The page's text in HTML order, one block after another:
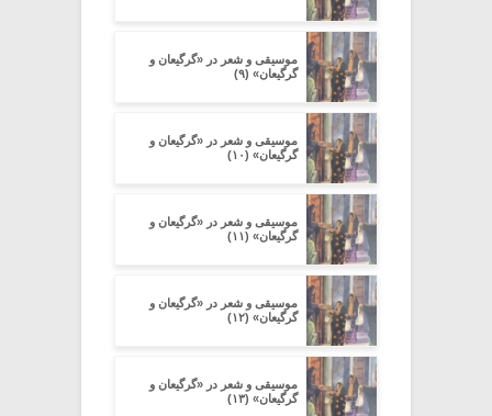
موسیقی و شعر در «گرگیعان و
گرگیعان» (۹)
موسیقی و شعر در «گرگیعان و
گرگیعان» (۱۰)
موسیقی و شعر در «گرگیعان و
گرگیعان» (۱۱)
موسیقی و شعر در «گرگیعان و
گرگیعان» (۱۲)
موسیقی و شعر در «گرگیعان و
گرگیعان» (۱۳)